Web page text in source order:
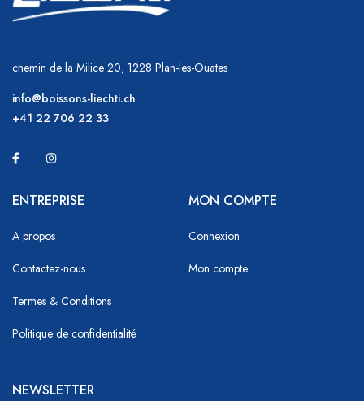
chemin de la Milice 20, 1228 Plan-les-Ouates
info@boissons-liechti.ch
+41 22 706 22 33
ENTREPRISE
A propos
Contactez-nous
Termes & Conditions
Politique de confidentialité
MON COMPTE
Connexion
Mon compte
NEWSLETTER